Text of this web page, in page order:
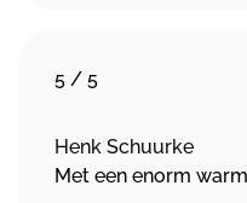
5 / 5
Henk Schuurke
Met een enorm